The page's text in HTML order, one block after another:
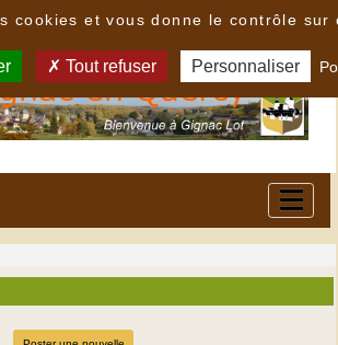
cookies et vous donne le contrôle sur
Tout refuser Personnaliser